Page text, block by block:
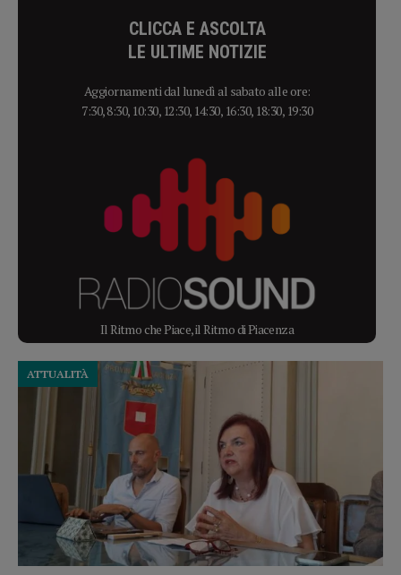
CLICCA E ASCOLTA
LE ULTIME NOTIZIE
Aggiornamenti dal lunedì al sabato alle ore:
7:30, 8:30, 10:30, 12:30, 14:30, 16:30, 18:30, 19:30
Il Ritmo che Piace, il Ritmo di Piacenza
ATTUALITÀ